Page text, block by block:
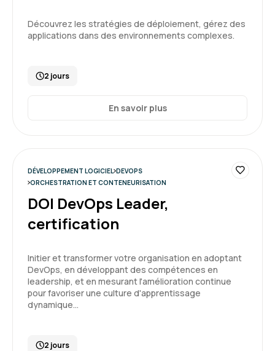
Découvrez les stratégies de déploiement, gérez des
applications dans des environnements complexes.
2 jours
En savoir plus
DÉVELOPPEMENT LOGICIEL DEVOPS
ORCHESTRATION ET CONTENEURISATION
DOI DevOps Leader,
certification
Initier et transformer votre organisation en adoptant
DevOps, en développant des compétences en
leadership, et en mesurant l'amélioration continue
pour favoriser une culture d'apprentissage
dynamique…
2 jours